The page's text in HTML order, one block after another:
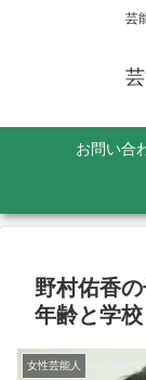
芸
お問い合
野村佑香
年齢と学
女性芸能人